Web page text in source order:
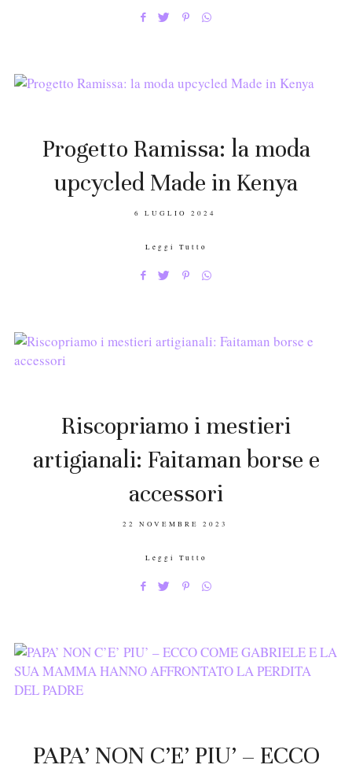
Progetto Ramissa: la moda
upcycled Made in Kenya
POSTED
6 LUGLIO 2024
Leggi Tutto
Riscopriamo i mestieri
artigianali: Faitaman borse e
accessori
POSTED
22 NOVEMBRE 2023
Leggi Tutto
PAPA’ NON C’E’ PIU’ – ECCO